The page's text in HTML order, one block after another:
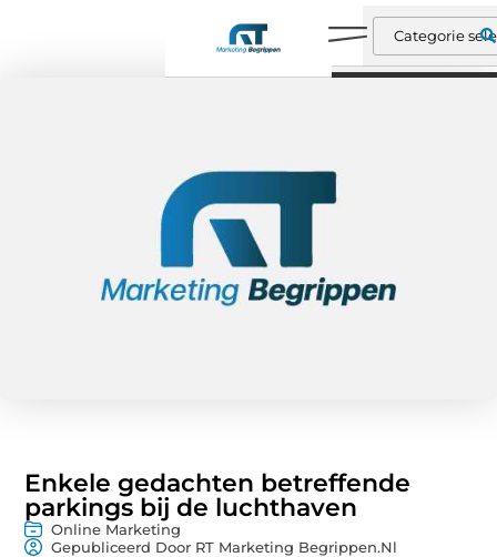
Enkele gedachten betreffende
parkings bij de luchthaven
Online Marketing
Gepubliceerd Door RT Marketing Begrippen.nl